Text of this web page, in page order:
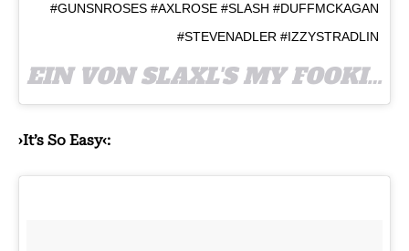
#GUNSNROSES #AXLROSE #SLASH #DUFFMCKAGAN
#STEVENADLER #IZZYSTRADLIN
EIN VON SLAXL'S MY FOOKIN OTP
›It’s So Easy‹: